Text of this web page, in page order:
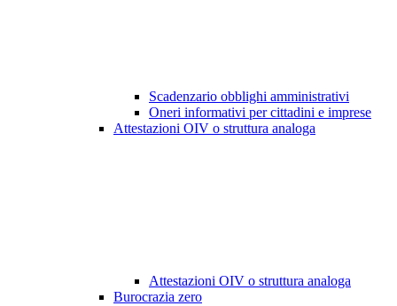
Scadenzario obblighi amministrativi
Oneri informativi per cittadini e imprese
Attestazioni OIV o struttura analoga
Attestazioni OIV o struttura analoga
Burocrazia zero